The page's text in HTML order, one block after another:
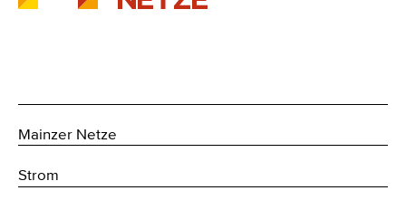
Mainzer Netze
Strom